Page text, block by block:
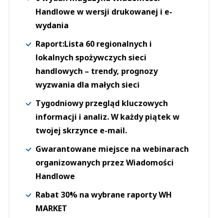
Eleonora
09.09.2017 / 12:56
This comment was minimized by the moderator on the site
Dlaczego to tak długo trwa,już dawno powinny być wszystkie niedziele
wolne.
Eleonora
Odpowiedz
19
12.09.2017 / 01:58
This comment was minimized by the moderator on the site
Jeżeli byś pracowła w niedziele to inaczej byś mowil bo chciała byś kobieto
spedzać ten czas z rodzina
Handlowe w wersji drukowanej i e-
wydania
Raport:Lista 60 regionalnych i
lokalnych spożywczych sieci
handlowych – trendy, prognozy
wyzwania dla małych sieci
Tygodniowy przegląd kluczowych
informacji i analiz. W każdy piątek w
twojej skrzynce e-mail.
Gwarantowane miejsce na webinarach
organizowanych przez Wiadomości
Handlowe
Rabat 30% na wybrane raporty WH
MARKET